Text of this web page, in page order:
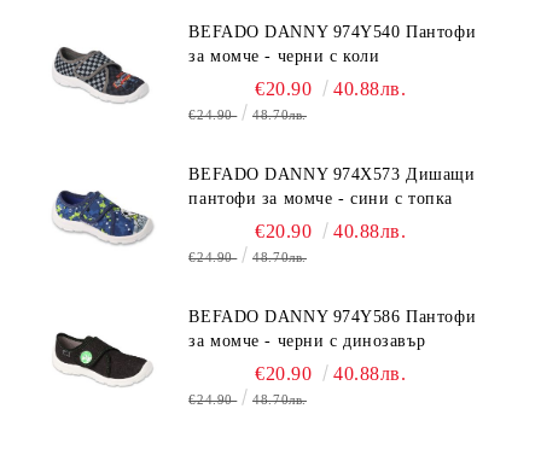
BEFADO DANNY 974Y540 Пантофи
за момче - черни с коли
€20.90 40.88лв.
€24.90 48.70лв.
BEFADO DANNY 974X573 Дишащи
пантофи за момче - сини с топка
€20.90 40.88лв.
€24.90 48.70лв.
BEFADO DANNY 974Y586 Пантофи
за момче - черни с динозавър
€20.90 40.88лв.
€24.90 48.70лв.